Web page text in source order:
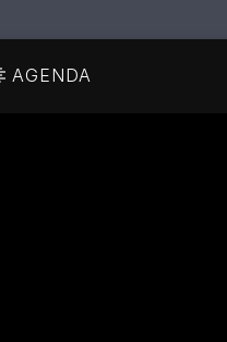
AGENDA